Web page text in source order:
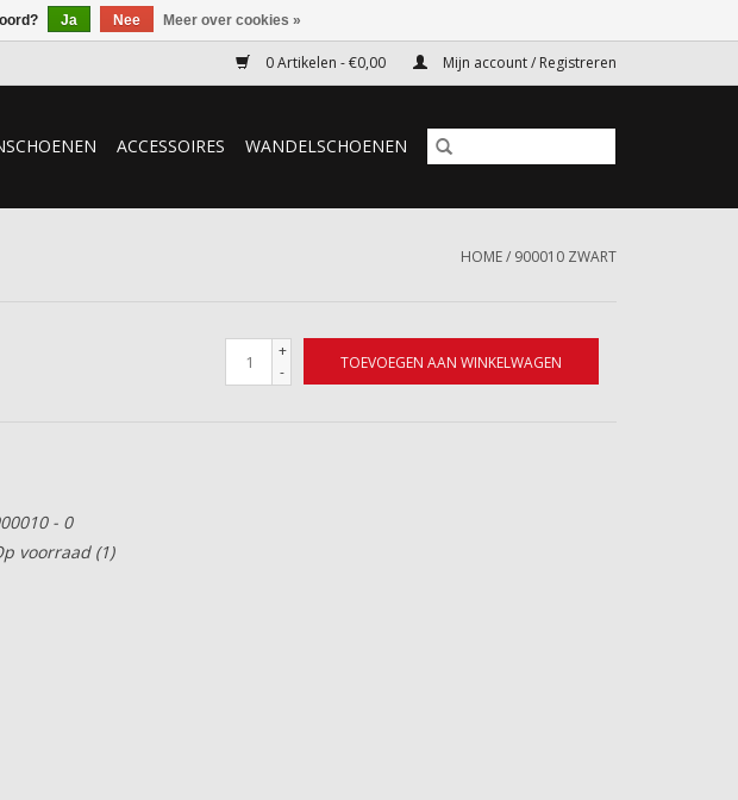
0 Artikelen - €0,00 Mijn account / Registreren
ACCESSOIRES WANDELSCHOENEN
HOME/ 900010 ZWART
+
-
TOEVOEGEN AAN WINKELWAGEN
- 0
voorraad(1)
Ja Nee Meer over cookies »